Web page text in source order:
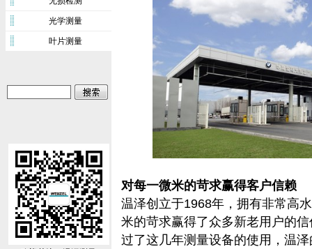
光学测量
叶片测量
对每一微米的苛求赢得客户信赖
温泽创立于1968年，拥有非常高
米的苛求赢得了众多新老用户的
过了这几年测量设备的使用，温